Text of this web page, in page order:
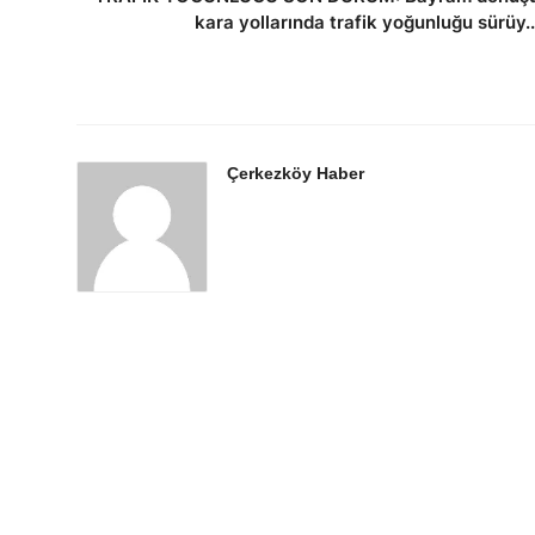
kara yollarında trafik yoğunluğu
Çerkezköy Haber